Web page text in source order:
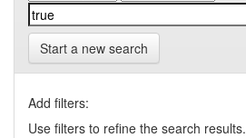
Start a new search
Add filters:
Use filters to refine the search results.